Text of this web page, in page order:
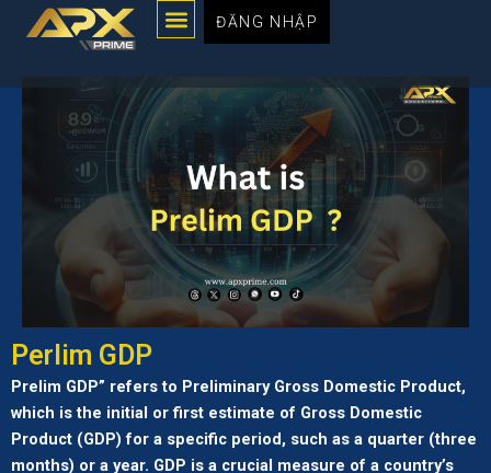
Chuyển
đến
dung
MenuĐĂNG NHẬP
Perlim GDP
Prelim GDP” refers to Preliminary Gross Domestic Product,
which is the initial or first estimate of Gross Domestic
Product (GDP) for a specific period, such as a quarter (three
months) or a year. GDP is a crucial measure of a country’s